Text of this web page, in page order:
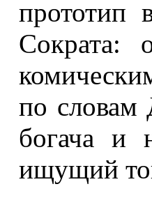
прототип
Сократа:
по словам
богача и
ищущий